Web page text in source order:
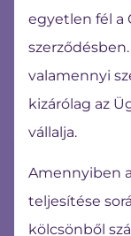
egyetlen fél a
valamennyi
kizárólag az
vállalja.
Amennyiben
teljesítése
kölcsönből